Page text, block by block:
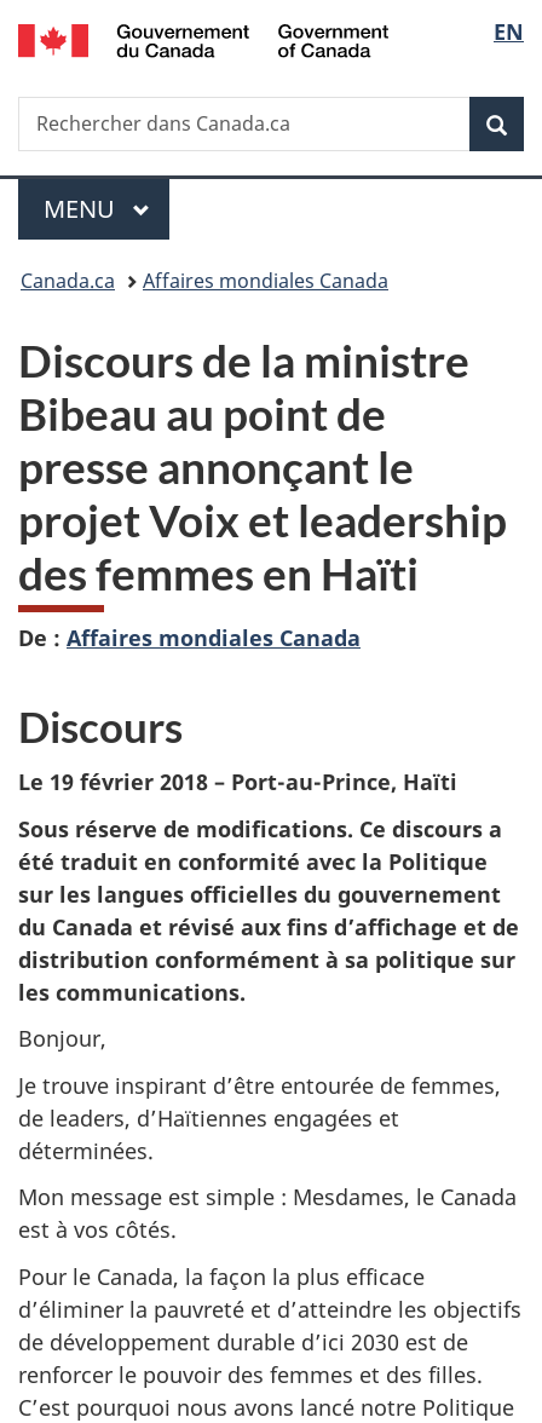
Passer
au
principal
Passer
à
Au
du
Passer
à
version
simplifiée
de
la
EN
Recherche
Rechercher
dans
Menu
MENU PRINCIPAL
Vous
ici :
Canada.ca Affaires mondiales Canada
Discours de la ministre
Bibeau au point de
presse annonçant le
projet Voix et leadership
des femmes en Haïti
De : Affaires mondiales Canada
Discours
Le 19 février 2018 – Port-au-Prince, Haïti
Sous réserve de modifications. Ce discours a
été traduit en conformité avec la Politique
sur les langues officielles du gouvernement
du Canada et révisé aux fins d’affichage et de
distribution conformément à sa politique sur
les communications.
Bonjour,
Je trouve inspirant d’être entourée de femmes,
de leaders, d’Haïtiennes engagées et
déterminées.
Mon message est simple : Mesdames, le Canada
est à vos côtés.
Pour le Canada, la façon la plus efficace
d’éliminer la pauvreté et d’atteindre les objectifs
de développement durable d’ici 2030 est de
renforcer le pouvoir des femmes et des filles.
C’est pourquoi nous avons lancé notre Politique